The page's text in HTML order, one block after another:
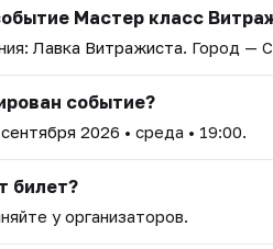
Мастер класс
Лавка Витражиста. Город —
событие?
2026 • среда • 19:00.
билет?
у организаторов.